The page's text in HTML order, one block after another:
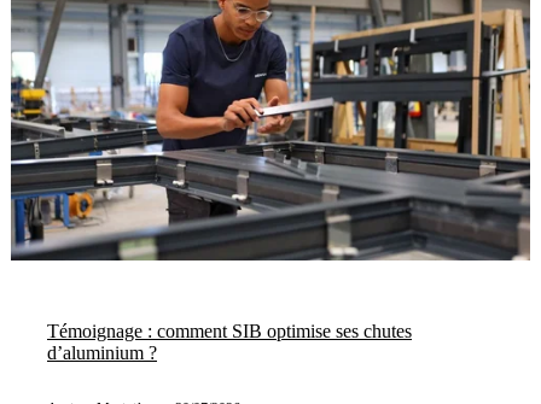
Témoignage : comment SIB optimise ses chutes
d’aluminium ?